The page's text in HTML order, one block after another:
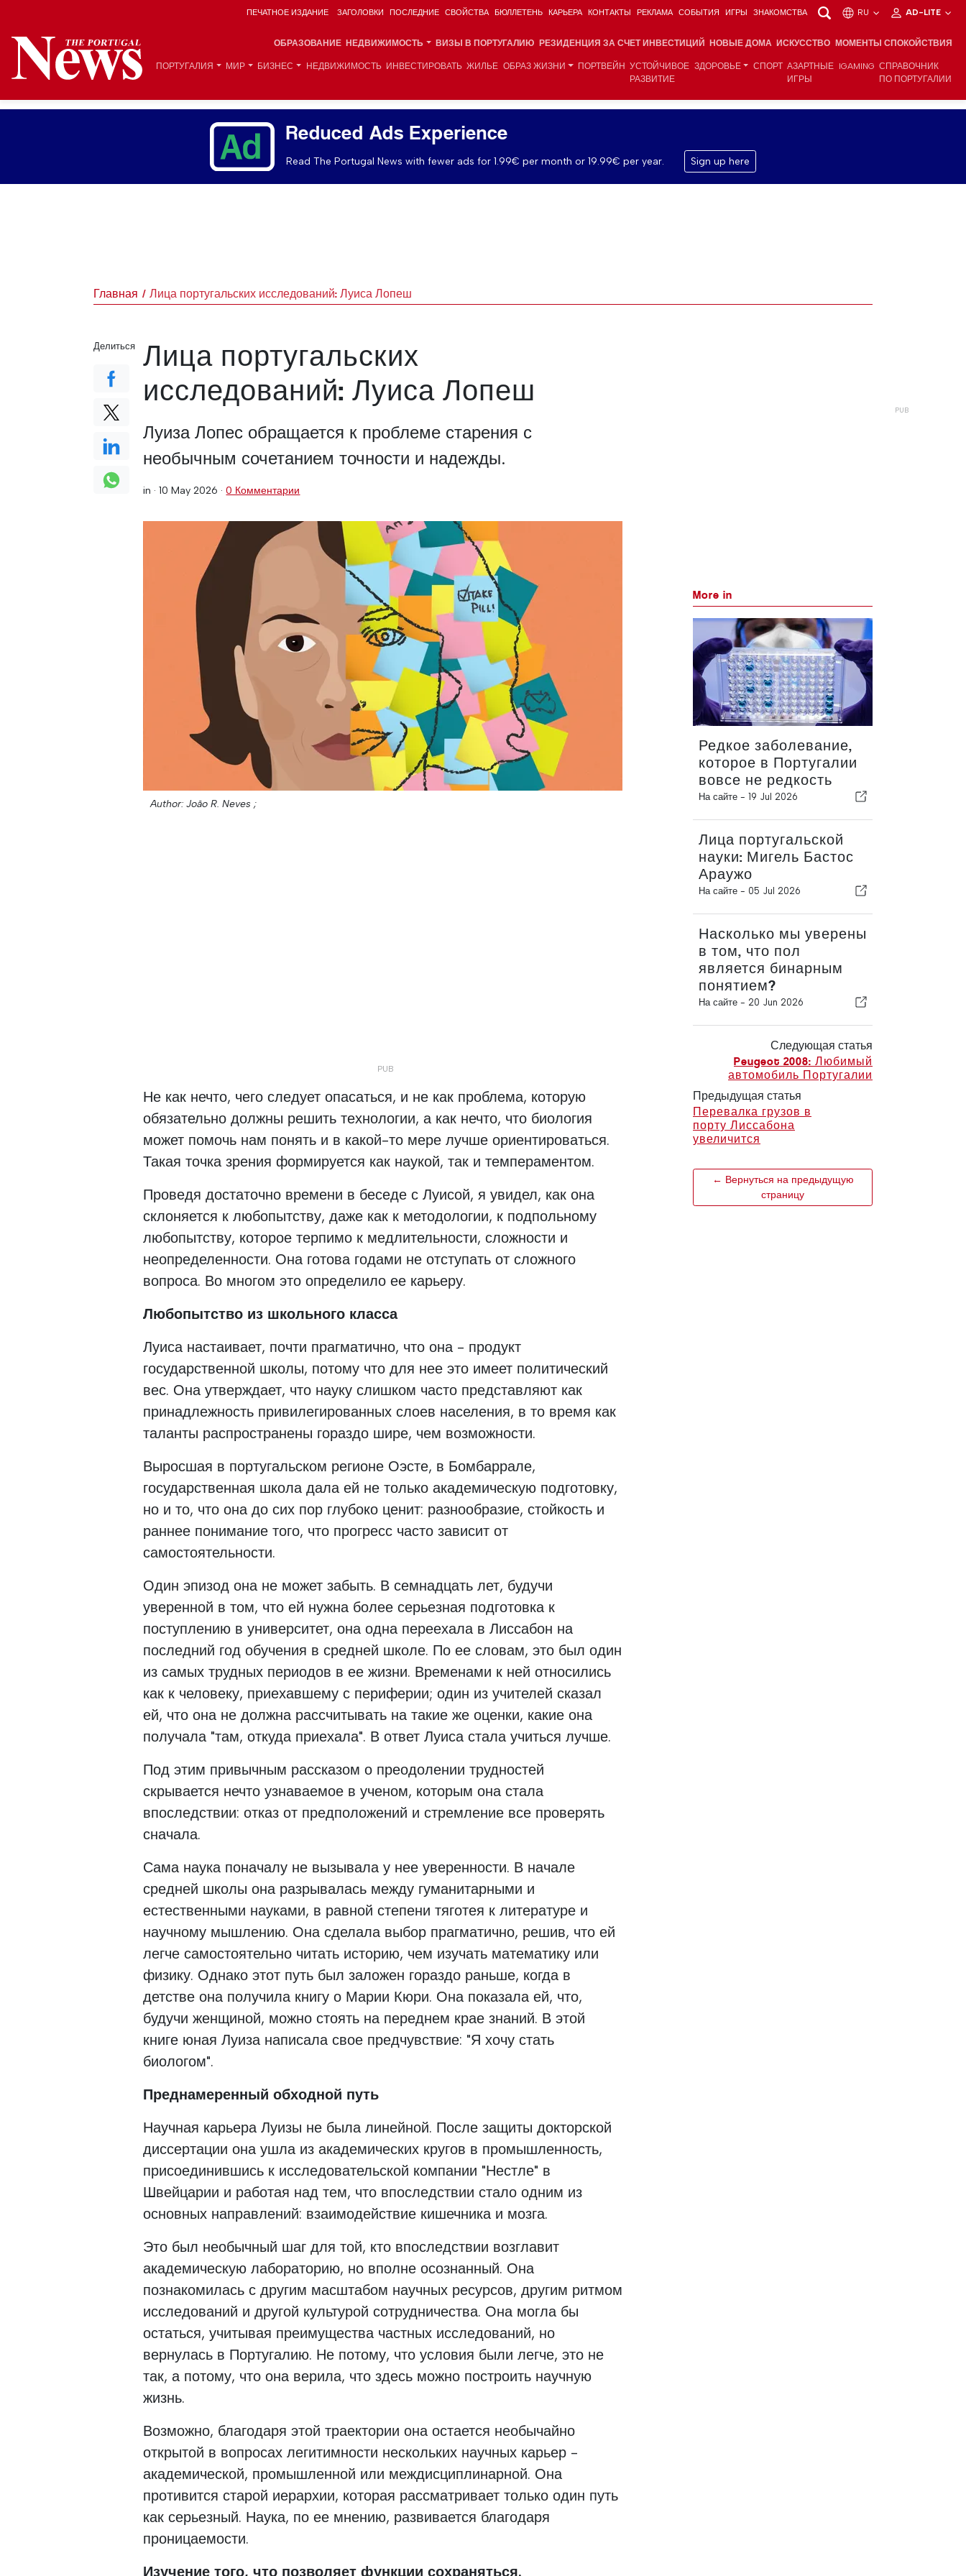
ПЕЧАТНОЕ ИЗДАНИЕ ЗАГОЛОВКИ ПОСЛЕДНИЕ СВОЙСТВА БЮЛЛЕТЕНЬ КАРЬЕРА КОНТАКТЫ РЕКЛАМА СОБЫТИЯ ИГРЫ ЗНАКОМСТВА RU AD-LITE
ОБРАЗОВАНИЕ НЕДВИЖИМОСТЬ ВИЗЫ В ПОРТУГАЛИЮ РЕЗИДЕНЦИЯ ЗА СЧЕТ ИНВЕСТИЦИЙ НОВЫЕ ДОМА ИСКУССТВО МОМЕНТЫ СПОКОЙСТВИЯ
ПОРТУГАЛИЯ МИР БИЗНЕС НЕДВИЖИМОСТЬ ИНВЕСТИРОВАТЬ ЖИЛЬЕ ОБРАЗ ЖИЗНИ ПОРТВЕЙН УСТОЙЧИВОЕ
РАЗВИТИЕ
ЗДОРОВЬЕ СПОРТ АЗАРТНЫЕ
ИГРЫ
IGAMING СПРАВОЧНИК
ПО ПОРТУГАЛИИ
Reduced Ads Experience
Read The Portugal News with fewer ads for 1.99€ per month or 19.99€ per year. Sign up here
Главная Лица португальских исследований: Луиса Лопеш
Лица португальских
исследований: Луиса Лопеш
Луиза Лопес обращается к проблеме старения с
необычным сочетанием точности и надежды.
in ·10 May 2026 ·0 Комментарии
Author: João R. Neves ;
Не как нечто, чего следует опасаться, и не как проблема, которую
обязательно должны решить технологии, а как нечто, что биология
может помочь нам понять и в какой-то мере лучше ориентироваться.
Такая точка зрения формируется как наукой, так и темпераментом.
Проведя достаточно времени в беседе с Луисой, я увидел, как она
склоняется к любопытству, даже как к методологии, к подпольному
любопытству, которое терпимо к медлительности, сложности и
неопределенности. Она готова годами не отступать от сложного
вопроса. Во многом это определило ее карьеру.
Любопытство из школьного класса
Луиса настаивает, почти прагматично, что она - продукт
государственной школы, потому что для нее это имеет политический
вес. Она утверждает, что науку слишком часто представляют как
принадлежность привилегированных слоев населения, в то время как
таланты распространены гораздо шире, чем возможности.
Выросшая в португальском регионе Оэсте, в Бомбаррале,
государственная школа дала ей не только академическую подготовку,
но и то, что она до сих пор глубоко ценит: разнообразие, стойкость и
раннее понимание того, что прогресс часто зависит от
самостоятельности.
Один эпизод она не может забыть. В семнадцать лет, будучи
уверенной в том, что ей нужна более серьезная подготовка к
поступлению в университет, она одна переехала в Лиссабон на
последний год обучения в средней школе. По ее словам, это был один
из самых трудных периодов в ее жизни. Временами к ней относились
как к человеку, приехавшему с периферии; один из учителей сказал
ей, что она не должна рассчитывать на такие же оценки, какие она
получала "там, откуда приехала". В ответ Луиса стала учиться лучше.
Под этим привычным рассказом о преодолении трудностей
скрывается нечто узнаваемое в ученом, которым она стала
впоследствии: отказ от предположений и стремление все проверять
сначала.
Сама наука поначалу не вызывала у нее уверенности. В начале
средней школы она разрывалась между гуманитарными и
естественными науками, в равной степени тяготея к литературе и
научному мышлению. Она сделала выбор прагматично, решив, что ей
легче самостоятельно читать историю, чем изучать математику или
физику. Однако этот путь был заложен гораздо раньше, когда в
детстве она получила книгу о Марии Кюри. Она показала ей, что,
будучи женщиной, можно стоять на переднем крае знаний. В этой
книге юная Луиза написала свое предчувствие: "Я хочу стать
биологом".
Преднамеренный обходной путь
Научная карьера Луизы не была линейной. После защиты докторской
диссертации она ушла из академических кругов в промышленность,
присоединившись к исследовательской компании "Нестле" в
Швейцарии и работая над тем, что впоследствии стало одним из
основных направлений: взаимодействие кишечника и мозга.
Это был необычный шаг для той, кто впоследствии возглавит
академическую лабораторию, но вполне осознанный. Она
познакомилась с другим масштабом научных ресурсов, другим ритмом
исследований и другой культурой сотрудничества. Она могла бы
остаться, учитывая преимущества частных исследований, но
вернулась в Португалию. Не потому, что условия были легче, это не
так, а потому, что она верила, что здесь можно построить научную
жизнь.
Возможно, благодаря этой траектории она остается необычайно
открытой в вопросах легитимности нескольких научных карьер -
академической, промышленной или междисциплинарной. Она
противится старой иерархии, которая рассматривает только один путь
как серьезный. Наука, по ее мнению, развивается благодаря
проницаемости.
Изучение того, что позволяет функции сохраняться.
Делиться
More in
Редкое заболевание,
которое в Португалии
вовсе не редкость
На сайте - 19 Jul 2026
Лица португальской
науки: Мигель Бастос
Араужо
На сайте - 05 Jul 2026
Насколько мы уверены
в том, что пол
является бинарным
понятием?
На сайте - 20 Jun 2026
Следующая статья
Peugeot 2008: Любимый
автомобиль Португалии
Предыдущая статья
Перевалка грузов в
порту Лиссабона
увеличится
← Вернуться на предыдущую
страницу